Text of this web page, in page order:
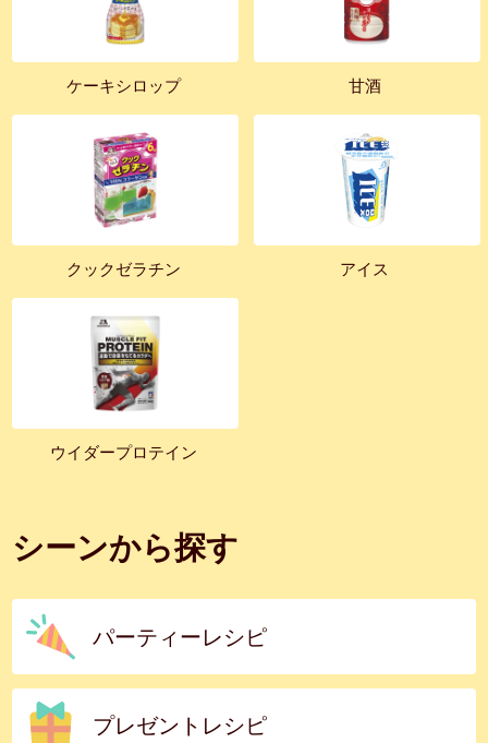
ケーキシロップ 甘酒
クックゼラチン アイス
ウイダープロテイン
シーンから探す
パーティーレシピ
プレゼントレシピ